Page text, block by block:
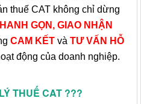
thuế CAT không chỉ dừng
GỌN, GIAO NHẬN
CAM KẾT và TƯ VẤN HỖ
động của doanh nghiệp.
THUẾ CAT ???